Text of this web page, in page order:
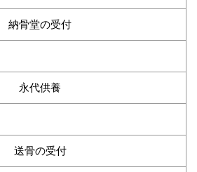
納骨堂の受付
永代供養
送骨の受付